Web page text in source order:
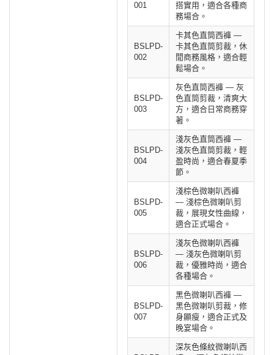
001
搭實用，適合各種商
務場合。
BSLPD-
002
卡其色直筒西褲 —
卡其色直筒剪裁，休
閒商務風格，適合輕
鬆場合。
BSLPD-
003
灰色直筒西褲 — 灰
色直筒剪裁，清爽大
方，適合日常商務穿
著。
BSLPD-
004
淺灰色直筒西褲 —
淺灰色直筒剪裁，輕
盈時尚，適合春夏季
節。
BSLPD-
005
淺棕色微喇叭西褲
— 淺棕色微喇叭剪
裁，展現女性曲線，
適合正式場合。
BSLPD-
006
淺灰色微喇叭西褲
— 淺灰色微喇叭剪
裁，優雅時尚，適合
各種場合。
BSLPD-
007
黑色微喇叭西褲 —
黑色微喇叭剪裁，修
身顯瘦，適合正式及
晚宴場合。
深灰色條紋微喇叭西